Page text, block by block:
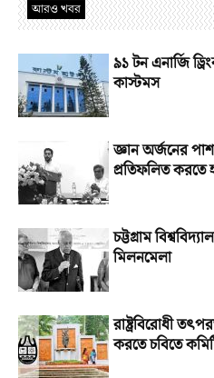
আরও খবর
৯১ টন এনার্জি
কাস্টমস
জ্ঞান অর্জনের
প্রতিফলিত করতে
চট্টগ্রাম
মিলনমেলা
রাষ্ট্রবিরোধী
করতে চবিতে